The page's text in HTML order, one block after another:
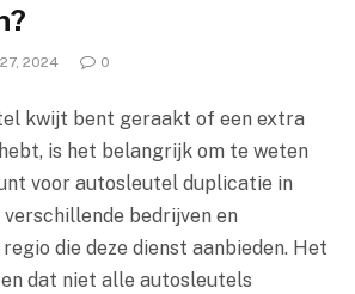
2024 0
kwijt bent geraakt of een extra
is het belangrijk om te weten
voor autosleutel duplicatie in
bedrijven en
die deze dienst aanbieden. Het
dat niet alle autosleutels